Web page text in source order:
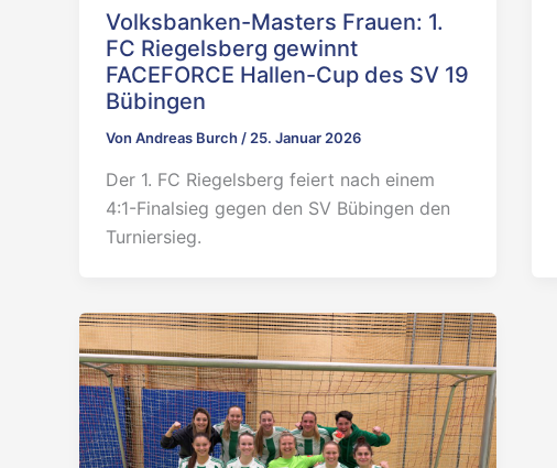
Volksbanken-Masters Frauen: 1.
FC Riegelsberg gewinnt
FACEFORCE Hallen-Cup des SV 19
Bübingen
Von Andreas Burch / 25. Januar 2026
Der 1. FC Riegelsberg feiert nach einem
4:1-Finalsieg gegen den SV Bübingen den
Turniersieg.